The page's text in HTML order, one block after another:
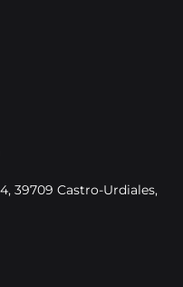
39709 Castro-Urdiales,